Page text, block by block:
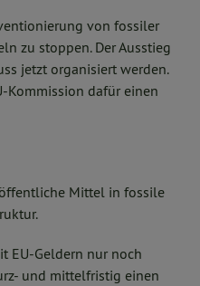
von fossiler
zu stoppen. Der Ausstieg
jetzt organisiert werden.
Kommission dafür einen
Mittel in fossile
EU-Geldern nur noch
und mittelfristig einen